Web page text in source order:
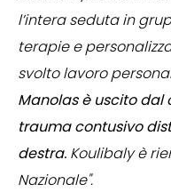
l’intera seduta in
terapie e
svolto lavoro
Manolas è uscito
trauma contusivo
destra. Koulibaly è
Nazionale".